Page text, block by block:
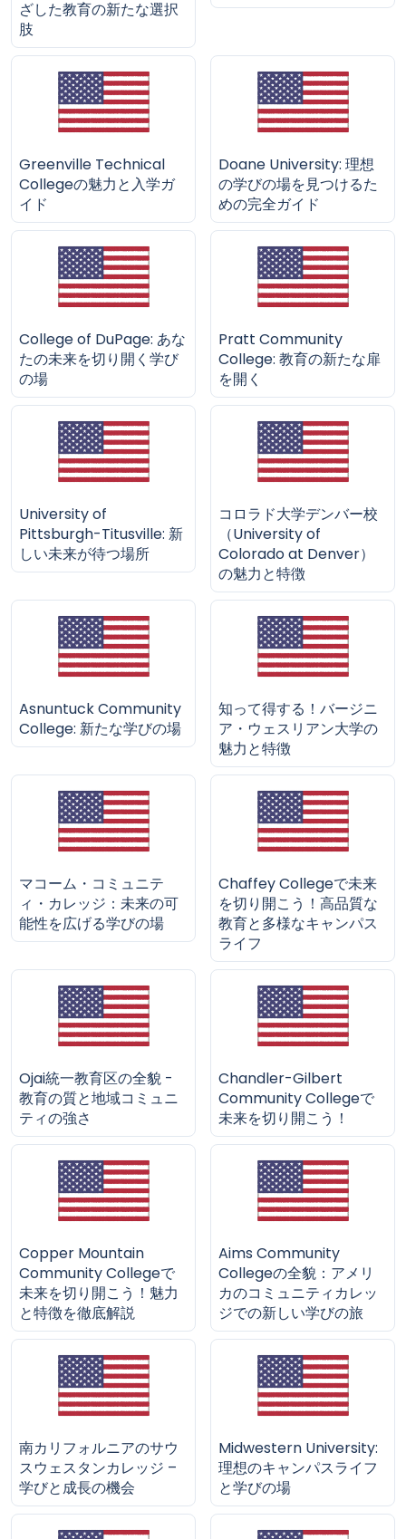
ざした教育の新たな選択
肢
Greenville Technical
Collegeの魅力と入学ガ
イド
Doane University: 理想
の学びの場を見つけるた
めの完全ガイド
College of DuPage: あな
たの未来を切り開く学び
の場
Pratt Community
College: 教育の新たな扉
を開く
University of
Pittsburgh-Titusville: 新
しい未来が待つ場所
コロラド大学デンバー校
（University of
Colorado at Denver）
の魅力と特徴
Asnuntuck Community
College: 新たな学びの場
知って得する！バージニ
ア・ウェスリアン大学の
魅力と特徴
マコーム・コミュニテ
ィ・カレッジ：未来の可
能性を広げる学びの場
Chaffey Collegeで未来
を切り開こう！高品質な
教育と多様なキャンパス
ライフ
Ojai統一教育区の全貌 -
教育の質と地域コミュニ
ティの強さ
Chandler-Gilbert
Community Collegeで
未来を切り開こう！
Copper Mountain
Community Collegeで
未来を切り開こう！魅力
と特徴を徹底解説
Aims Community
Collegeの全貌：アメリ
カのコミュニティカレッ
ジでの新しい学びの旅
南カリフォルニアのサウ
スウェスタンカレッジ –
学びと成長の機会
Midwestern University:
理想のキャンパスライフ
と学びの場